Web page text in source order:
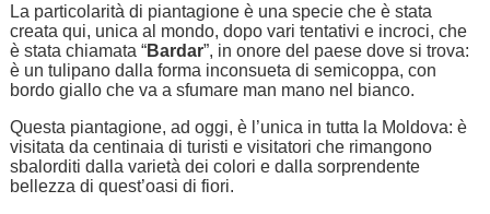
La particolarità di piantagione è una specie che è stata
creata qui, unica al mondo, dopo vari tentativi e incroci, che
è stata chiamata “Bardar”, in onore del paese dove si trova:
è un tulipano dalla forma inconsueta di semicoppa, con
bordo giallo che va a sfumare man mano nel bianco.
Questa piantagione, ad oggi, è l’unica in tutta la Moldova: è
visitata da centinaia di turisti e visitatori che rimangono
sbalorditi dalla varietà dei colori e dalla sorprendente
bellezza di quest’oasi di fiori.